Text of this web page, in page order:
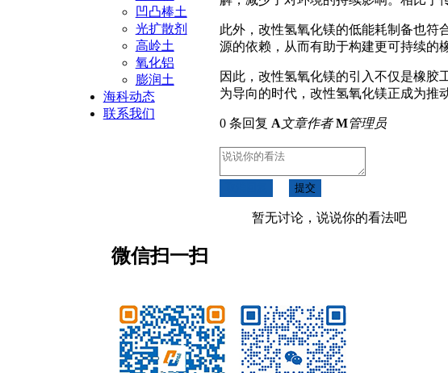
凹凸棒土
光扩散剂
高岭土
氧化铝
膨润土
海科动态
联系我们
此外，改性氢氧化镁的低能耗制备也符
源的依赖，从而有助于构建更可持续的
因此，改性氢氧化镁的引入不仅是橡胶
为导向的时代，改性氢氧化镁正成为推
0 条回复 A文章作者 M管理员
提交
暂无讨论，说说你的看法吧
微信扫一扫